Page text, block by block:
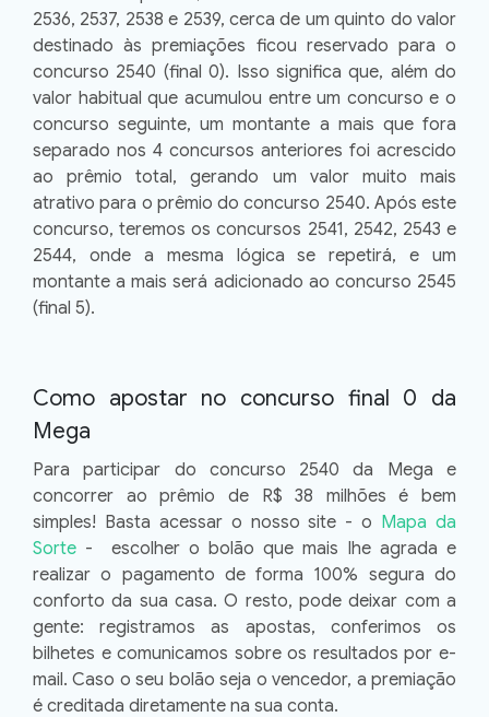
2536, 2537, 2538 e 2539, cerca de um quinto do valor
destinado às premiações ficou reservado para o
concurso 2540 (final 0). Isso significa que, além do
valor habitual que acumulou entre um concurso e o
concurso seguinte, um montante a mais que fora
separado nos 4 concursos anteriores foi acrescido
ao prêmio total, gerando um valor muito mais
atrativo para o prêmio do concurso 2540. Após este
concurso, teremos os concursos 2541, 2542, 2543 e
2544, onde a mesma lógica se repetirá, e um
montante a mais será adicionado ao concurso 2545
(final 5).
Como apostar no concurso final 0 da
Mega
Para participar do concurso 2540 da Mega e
concorrer ao prêmio de R$ 38 milhões é bem
simples! Basta acessar o nosso site - o Mapa da
Sorte - escolher o bolão que mais lhe agrada e
realizar o pagamento de forma 100% segura do
conforto da sua casa. O resto, pode deixar com a
gente: registramos as apostas, conferimos os
bilhetes e comunicamos sobre os resultados por e-
mail. Caso o seu bolão seja o vencedor, a premiação
é creditada diretamente na sua conta.